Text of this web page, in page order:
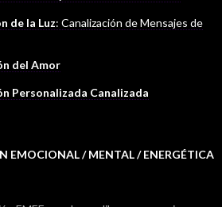
de la Luz: Canalización de Mensajes de
del Amor
Personalizada Canalizada
EMOCIONAL / MENTAL / ENERGÉTICA